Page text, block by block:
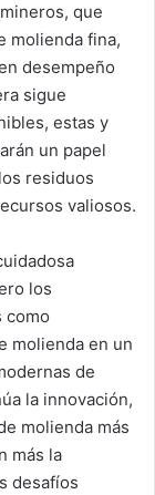
que
molienda fina,
desempeño
sigue
estas y
un papel
residuos
valiosos.
los
como
molienda en un
de
la innovación,
molienda más
más la
desafíos